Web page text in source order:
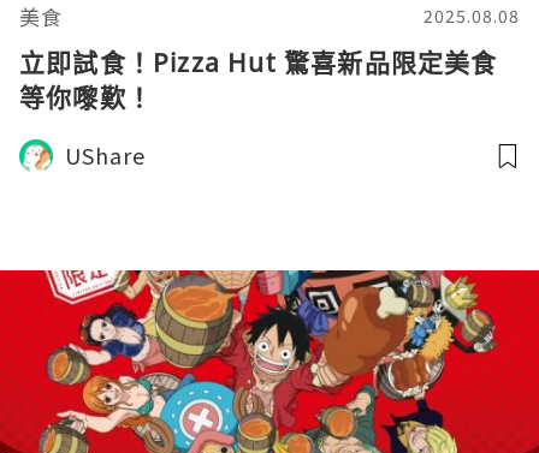
美食 2025.08.08
立即試食！Pizza Hut 驚喜新品限定美食
等你嚟歎！
UShare